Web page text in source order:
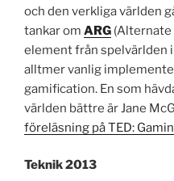
och den verkliga världen
tankar om ARG (Alternate
element från spelvärlden
alltmer vanlig
gamification. En som
världen bättre är Jane
föreläsning på TED:
Teknik 2013